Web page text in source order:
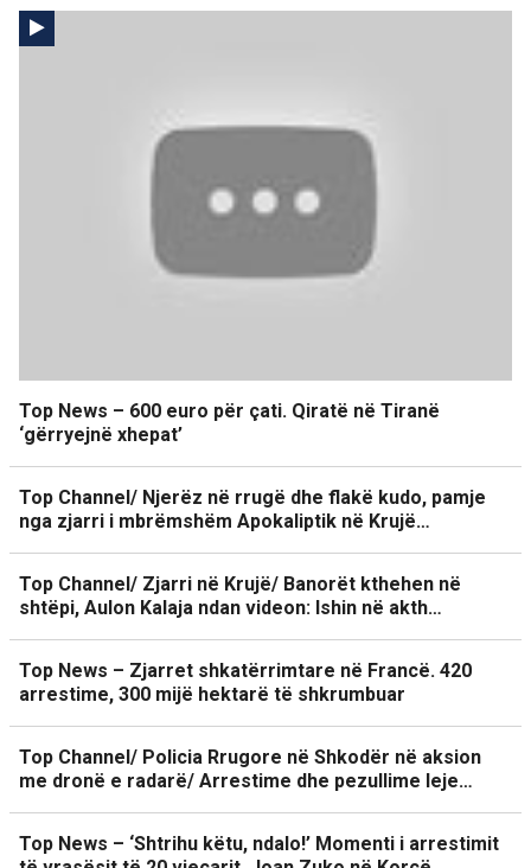
Top News – 600 euro për çati. Qiratë në Tiranë
‘gërryejnë xhepat’
Top Channel/ Njerëz në rrugë dhe flakë kudo, pamje
nga zjarri i mbrëmshëm Apokaliptik në Krujë…
Top Channel/ Zjarri në Krujë/ Banorët kthehen në
shtëpi, Aulon Kalaja ndan videon: Ishin në akth…
Top News – Zjarret shkatërrimtare në Francë. 420
arrestime, 300 mijë hektarë të shkrumbuar
Top Channel/ Policia Rrugore në Shkodër në aksion
me dronë e radarë/ Arrestime dhe pezullime leje…
Top News – ‘Shtrihu këtu, ndalo!’ Momenti i arrestimit